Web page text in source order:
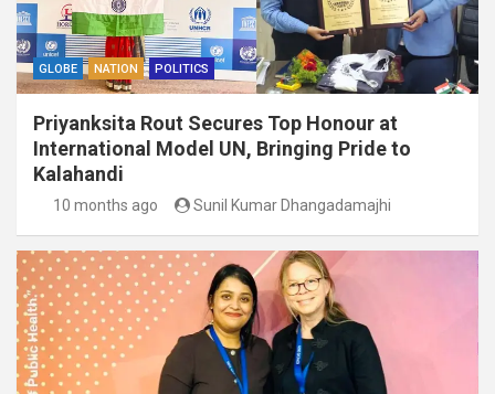
GLOBE NATION POLITICS
Priyanksita Rout Secures Top Honour at
International Model UN, Bringing Pride to
Kalahandi
10 months ago Sunil Kumar Dhangadamajhi